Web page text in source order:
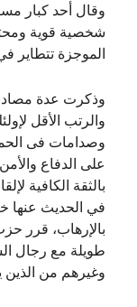
وقال أحد كبار
شخصية قوية
الموجزة تتطاير
وذكرت عدة
والرتب الأقل
وصدامات فى
على الدفاع
بالثقة الكافية
في الحديث عنها
بالإرهاب، قرر
طويلة مع رجال
وغيرهم من